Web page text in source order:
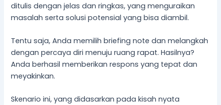
ditulis dengan jelas dan ringkas, yang menguraikan
masalah serta solusi potensial yang bisa diambil.
Tentu saja, Anda memilih briefing note dan melangkah
dengan percaya diri menuju ruang rapat. Hasilnya?
Anda berhasil memberikan respons yang tepat dan
meyakinkan.
Skenario ini, yang didasarkan pada kisah nyata